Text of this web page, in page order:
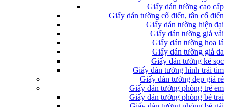
Giấy dán tường cao cấp
Giấy dán tường cổ điển, tân cổ điển
Giấy dán tường hiện đại
Giấy dán tường giả vải
Giấy dán tường hoa lá
Giấy dán tường giả da
Giấy dán tường kẻ sọc
Giấy dán tường hình trái tim
Giấy dán tường đẹp giá rẻ
Giấy dán tường phòng trẻ em
Giấy dán tường phòng bé trai